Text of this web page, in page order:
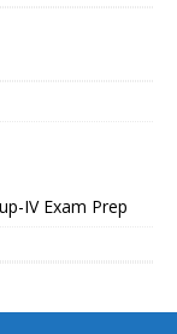
IV Exam Prep